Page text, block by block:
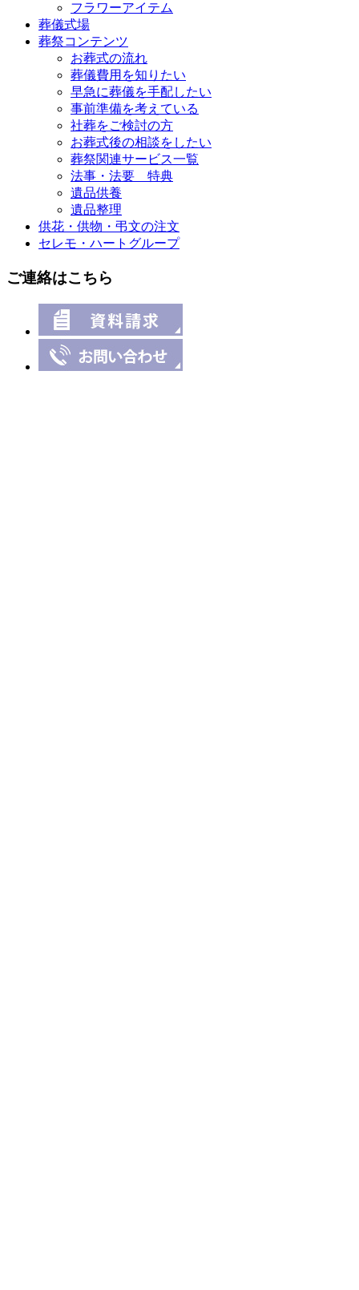
フラワーアイテム
葬儀式場
葬祭コンテンツ
お葬式の流れ
葬儀費用を知りたい
早急に葬儀を手配したい
事前準備を考えている
社葬をご検討の方
お葬式後の相談をしたい
葬祭関連サービス一覧
法事・法要 特典
遺品供養
遺品整理
供花・供物・弔文の注文
セレモ・ハートグループ
ご連絡はこちら